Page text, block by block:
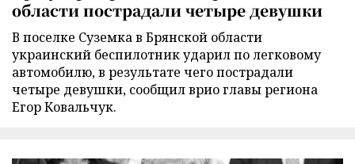
области пострадали четыре девушки
В поселке Суземка в Брянской области
украинский беспилотник ударил по легковому
автомобилю, в результате чего пострадали
четыре девушки, сообщил врио главы региона
Егор Ковальчук.